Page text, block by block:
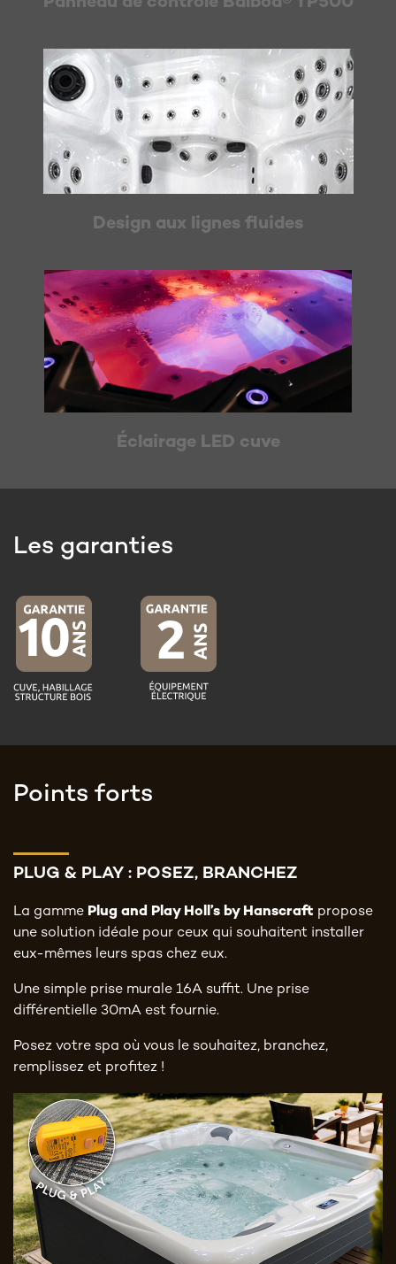
Design aux lignes fluides
Éclairage LED cuve
Les garanties
Points forts
PLUG & PLAY : POSEZ, BRANCHEZ
La gamme Plug and Play Holl’s by Hanscraft propose
une solution idéale pour ceux qui souhaitent installer
eux-mêmes leurs spas chez eux.
Une simple prise murale 16A suffit. Une prise
différentielle 30mA est fournie.
Posez votre spa où vous le souhaitez, branchez,
remplissez et profitez !